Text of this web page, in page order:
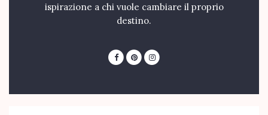
ispirazione a chi vuole cambiare il proprio
destino.